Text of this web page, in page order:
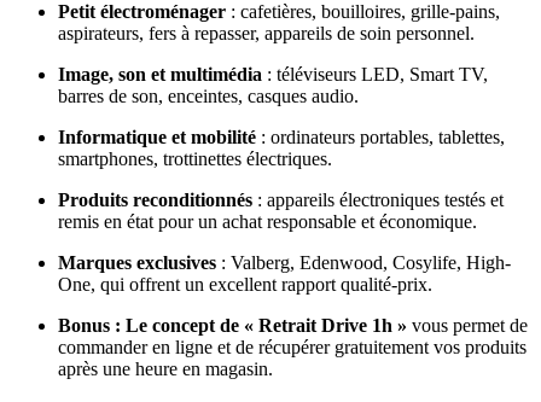
Petit électroménager : cafetières, bouilloires, grille-pains,
aspirateurs, fers à repasser, appareils de soin personnel.
Image, son et multimédia : téléviseurs LED, Smart TV,
barres de son, enceintes, casques audio.
Informatique et mobilité : ordinateurs portables, tablettes,
smartphones, trottinettes électriques.
Produits reconditionnés : appareils électroniques testés et
remis en état pour un achat responsable et économique.
Marques exclusives : Valberg, Edenwood, Cosylife, High-
One, qui offrent un excellent rapport qualité-prix.
Bonus : Le concept de « Retrait Drive 1h » vous permet de
commander en ligne et de récupérer gratuitement vos produits
après une heure en magasin.